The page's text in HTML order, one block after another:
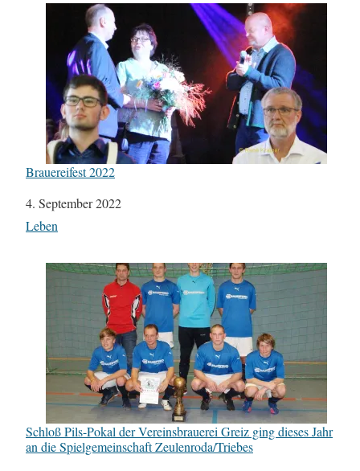
Brauereifest 2022
Datum
4. September 2022
In Bezug auf
Leben
Schloß Pils-Pokal der Vereinsbrauerei Greiz ging dieses Jahr
an die Spielgemeinschaft Zeulenroda/Triebes